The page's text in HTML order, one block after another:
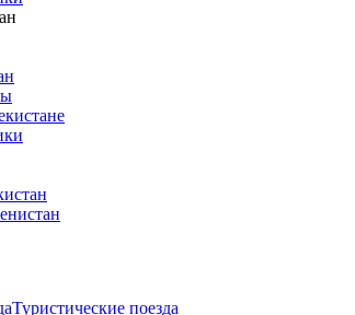
Туристические поезда